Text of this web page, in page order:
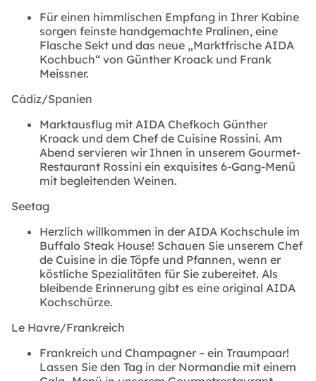
Für einen himmlischen Empfang in Ihrer Kabine
sorgen feinste handgemachte Pralinen, eine
Flasche Sekt und das neue „Marktfrische AIDA
Kochbuch“ von Günther Kroack und Frank
Meissner.
Cádiz/Spanien
Marktausflug mit AIDA Chefkoch Günther
Kroack und dem Chef de Cuisine Rossini. Am
Abend servieren wir Ihnen in unserem Gourmet-
Restaurant Rossini ein exquisites 6-Gang-Menü
mit begleitenden Weinen.
Seetag
Herzlich willkommen in der AIDA Kochschule im
Buffalo Steak House! Schauen Sie unserem Chef
de Cuisine in die Töpfe und Pfannen, wenn er
köstliche Spezialitäten für Sie zubereitet. Als
bleibende Erinnerung gibt es eine original AIDA
Kochschürze.
Le Havre/Frankreich
Frankreich und Champagner – ein Traumpaar!
Lassen Sie den Tag in der Normandie mit einem